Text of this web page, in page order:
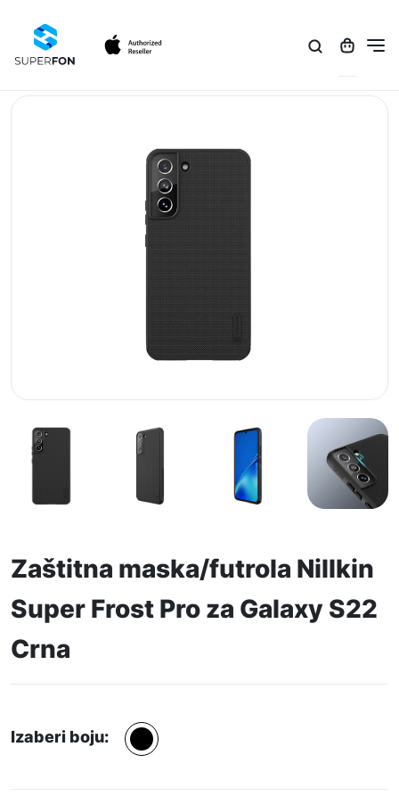
Zaštitna maska/futrola Nillkin
Super Frost Pro za Galaxy S22
Crna
Izaberi boju: